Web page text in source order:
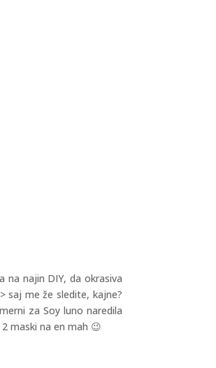
na najin DIY, da okrasiva
> saj me že sledite, kajne?
za Soy luno naredila
maski na en mah 😉